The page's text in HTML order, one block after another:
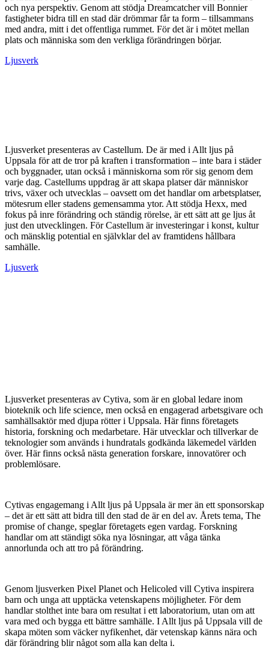
och nya perspektiv. Genom att stödja Dreamcatcher vill Bonnier
fastigheter bidra till en stad där drömmar får ta form – tillsammans
med andra, mitt i det offentliga rummet. För det är i mötet mellan
plats och människa som den verkliga förändringen börjar.
Ljusverk
Ljusverket presenteras av Castellum. De är med i Allt ljus på
Uppsala för att de tror på kraften i transformation – inte bara i städer
och byggnader, utan också i människorna som rör sig genom dem
varje dag. Castellums uppdrag är att skapa platser där människor
trivs, växer och utvecklas – oavsett om det handlar om arbetsplatser,
mötesrum eller stadens gemensamma ytor. Att stödja Hexx, med
fokus på inre förändring och ständig rörelse, är ett sätt att ge ljus åt
just den utvecklingen. För Castellum är investeringar i konst, kultur
och mänsklig potential en självklar del av framtidens hållbara
samhälle.
Ljusverk
Ljusverket presenteras av Cytiva, som är en global ledare inom
bioteknik och life science, men också en engagerad arbetsgivare och
samhällsaktör med djupa rötter i Uppsala. Här finns företagets
historia, forskning och medarbetare. Här utvecklar och tillverkar de
teknologier som används i hundratals godkända läkemedel världen
över. Här finns också nästa generation forskare, innovatörer och
problemlösare.
Cytivas engagemang i Allt ljus på Uppsala är mer än ett sponsorskap
– det är ett sätt att bidra till den stad de är en del av. Årets tema, The
promise of change, speglar företagets egen vardag. Forskning
handlar om att ständigt söka nya lösningar, att våga tänka
annorlunda och att tro på förändring.
Genom ljusverken Pixel Planet och Helicoled vill Cytiva inspirera
barn och unga att upptäcka vetenskapens möjligheter. För dem
handlar stolthet inte bara om resultat i ett laboratorium, utan om att
vara med och bygga ett bättre samhälle. I Allt ljus på Uppsala vill de
skapa möten som väcker nyfikenhet, där vetenskap känns nära och
där förändring blir något som alla kan delta i.